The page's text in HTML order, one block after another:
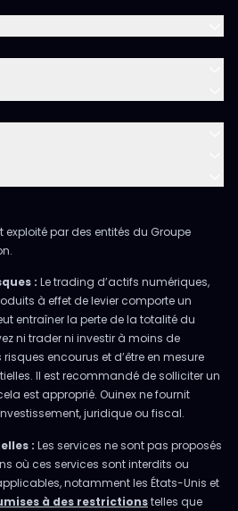
exploité par des entités du Groupe
: Le trading d’actifs numériques,
à effet de levier comporte un
entraîner la perte de la totalité du
ni trader ni investir à moins de
encourus et d’être en mesure
Il est recommandé de solliciter un
est approprié. Ouinex ne fournit
juridique ou fiscal.
: Les services ne sont pas proposés
où ces services sont interdits ou
notamment les États-Unis et
à des restrictionstelles que